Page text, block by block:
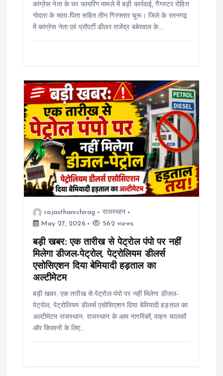
कांग्रेस नेता के घर फायरिंग मामले में बड़ी कार्रवाई, गैंगस्टर रोहित
गोदारा के माता-पिता सहित तीन गिरफ्तार चूरू। जिले के रतनगढ़
में कांग्रेस नेता एवं प्रॉपर्टी डीलर राजेंद्र बबेरवाल के…
rajasthanichirag
राजस्थान
May 27, 2026
562 views
बड़ी खबर: एक तारीख से पेट्रोल पंपो पर नहीं
मिलेगा डीजल-पेट्रोल, पेट्रोलियम डीलर्स
एसोसिएशन दिया बेमियादी हड़ताल का
अल्टीमेटम
बड़ी खबर: एक तारीख से पेट्रोल पंपो पर नहीं मिलेगा डीजल-
पेट्रोल, पेट्रोलियम डीलर्स एसोसिएशन दिया बेमियादी हड़ताल का
अल्टीमेटम राजस्थान: राजस्थान के आम नागरिकों, वाहन चालकों
और किसानों के लिए…